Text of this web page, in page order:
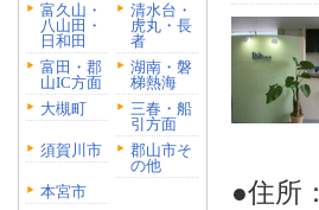
富久山・
八山田・
日和田
清水台・
虎丸・長
者
富田・郡
山IC方面
湖南・磐
梯熱海
大槻町
三春・船
引方面
須賀川市
郡山市そ
の他
本宮市
●住所：